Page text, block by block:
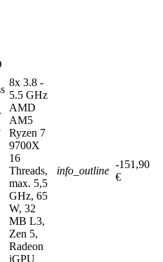
8x 3.8 -
5.5 GHz
AMD
AM5
Ryzen 7
9700X
16
Threads,
max. 5,5
GHz, 65
W, 32
MB L3,
Zen 5,
Radeon
iGPU
info_outline
-151,90
€